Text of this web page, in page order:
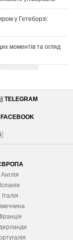
у Гетеборзі:
моментів та огляд
TELEGRAM
FACEBOOK
Англія
Іспанія
Італія